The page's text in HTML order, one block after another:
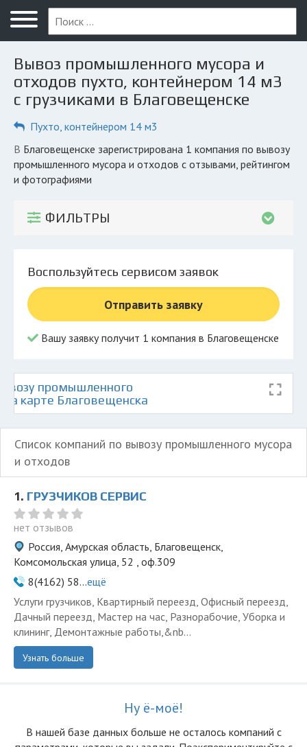
Меню
Главная
Вопрос юристу
Благовещенск
ПОЛЬЗОВАТЕЛЯМ
Компании
Экоблог
Личный кабинет
Вывоз промышленного мусора и
отходов пухто, контейнером 14 м3
с грузчиками в Благовещенске
Пухто, контейнером 14 м3
в Благовещенске зарегистрирована 1 компания по вывозу
промышленного мусора и отходов с отзывами, рейтингом
и фотографиями
ФИЛЬТРЫ
Воспользуйтесь сервисом заявок
Отправить заявку
Вашу заявку получит 1 компания в Благовещенске
промышленного
карте Благовещенска
Список компаний по вывозу промышленного мусора
и отходов
1. ГРУЗЧИКОВ СЕРВИС
нет отзывов
Россия, Амурская область, Благовещенск,
Комсомольская улица, 52 , оф.309
8(4162) 58...ещё
Услуги грузчиков, Квартирный переезд, Офисный переезд,
Дачный переезд, Мастер на час, Разнорабочие, Уборка и
клининг, Демонтажные работы,&nb...
Узнать больше
Ну ё-моё!
В нашей базе данных больше не осталоcь компаний с